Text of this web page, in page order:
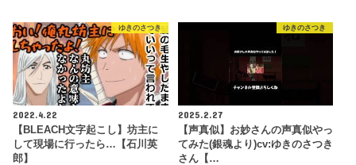
ゆきのさつき
2022.4.22
【BLEACH文字起こし】坊主に
して現場に行ったら…【石川英
郎】
ゆきのさつき
2025.2.27
【声真似】お妙さんの声真似やっ
てみた(銀魂より)cv:ゆきのさつき
さん【…